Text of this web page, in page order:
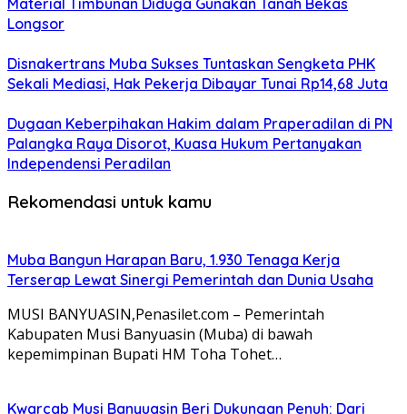
Material Timbunan Diduga Gunakan Tanah Bekas
Longsor
Disnakertrans Muba Sukses Tuntaskan Sengketa PHK
Sekali Mediasi, Hak Pekerja Dibayar Tunai Rp14,68 Juta
Dugaan Keberpihakan Hakim dalam Praperadilan di PN
Palangka Raya Disorot, Kuasa Hukum Pertanyakan
Independensi Peradilan
Rekomendasi untuk kamu
Muba Bangun Harapan Baru, 1.930 Tenaga Kerja
Terserap Lewat Sinergi Pemerintah dan Dunia Usaha
MUSI BANYUASIN,Penasilet.com – Pemerintah
Kabupaten Musi Banyuasin (Muba) di bawah
kepemimpinan Bupati HM Toha Tohet…
Kwarcab Musi Banyuasin Beri Dukungan Penuh: Dari